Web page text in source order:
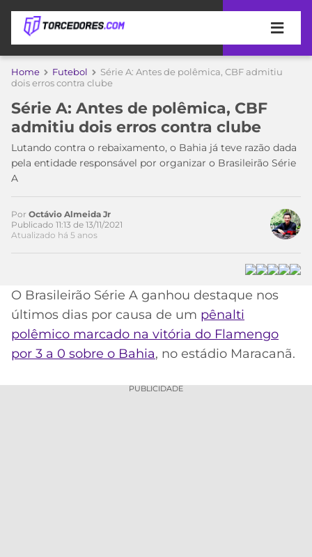
APOSTAS
DE
APOSTA
MELHORES
DE
APOSTAS
2026
BETBOOM
CÓDIGO
DE
COPA
DO
MUNDO
MEU
TIME
PALMEIRAS
CORINTHIANS
PAULO
CAMPEONATOS
SÉRIE
A
LIBERTADORES
COPA
ESPORTIVA
MERCADO
DA
Home Futebol
Série A: Antes de polêmica, CBF admitiu
dois erros contra clube
Série A: Antes de polêmica, CBF
admitiu dois erros contra clube
Lutando contra o rebaixamento, o Bahia já teve razão dada
pela entidade responsável por organizar o Brasileirão Série
A
Acesse o perfil do autor
no Twitter
Por Octávio Almeida Jr
Publicado 11:13 de 13/11/2021
Atualizado há 5 anos
O Brasileirão Série A ganhou destaque nos
últimos dias por causa de um pênalti
polêmico marcado na vitória do Flamengo
por 3 a 0 sobre o Bahia, no estádio Maracanã.
PUBLICIDADE